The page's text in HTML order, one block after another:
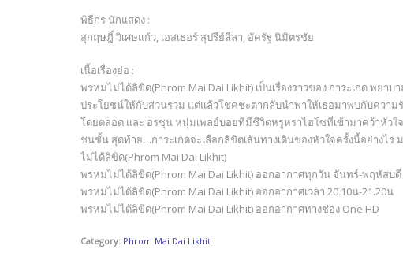
พิธีกร นักแสดง :
สุกฤษฎิ์ วิเศษแก้ว, เอสเธอร์ สุปรีย์ลีลา, อัครัฐ นิมิตรชัย
เนื้อเรื่องย่อ :
พรหมไม่ได้ลิขิด(Phrom Mai Dai Likhit) เป็นเรื่องราวของ การะเกด พย
ประโยชน์ให้กับส่วนรวม แต่แล้วโชคชะตากลับนำพาให้เธอมาพบกับควา
โดยตลอด และ อรชุน หนุ่มเพลย์บอยที่มีชีวิตหรูหราไฮโซที่เข้ามาคว้าหัวใ
ชนชั้น สุดท้าย…การะเกดจะเลือกลิขิตเส้นทางเดินของหัวใจครั้งนี้อย่างไ
ไม่ได้ลิขิด(Phrom Mai Dai Likhit)
พรหมไม่ได้ลิขิด(Phrom Mai Dai Likhit) ออกอากาศทุกวัน จันทร์-พฤหัสบดี
พรหมไม่ได้ลิขิด(Phrom Mai Dai Likhit) ออกอากาศเวลา 20.10น-21.20น
พรหมไม่ได้ลิขิด(Phrom Mai Dai Likhit) ออกอากาศทางช่อง One HD
Category: Phrom Mai Dai Likhit